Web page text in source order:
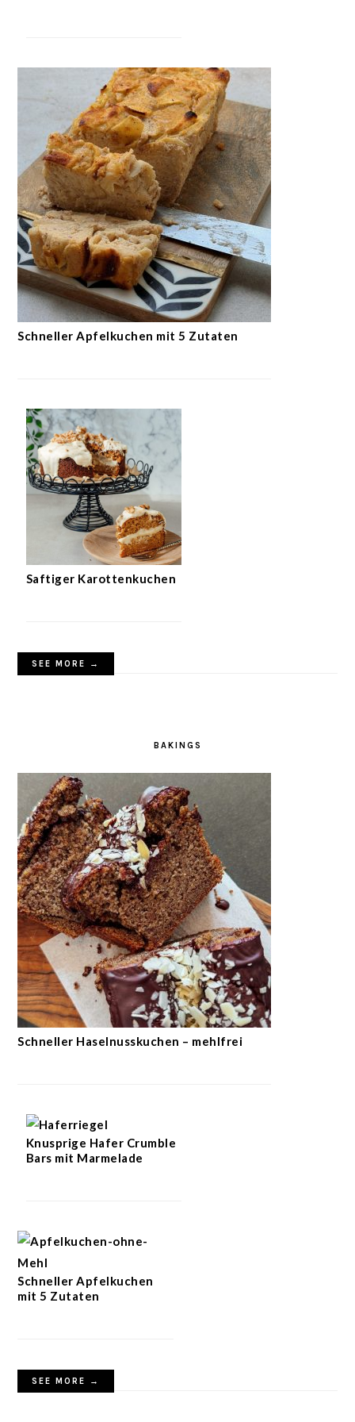
Schneller Apfelkuchen mit 5 Zutaten
Saftiger Karottenkuchen
SEE MORE →
BAKINGS
Schneller Haselnusskuchen – mehlfrei
Knusprige Hafer Crumble
Bars mit Marmelade
Schneller Apfelkuchen
mit 5 Zutaten
SEE MORE →